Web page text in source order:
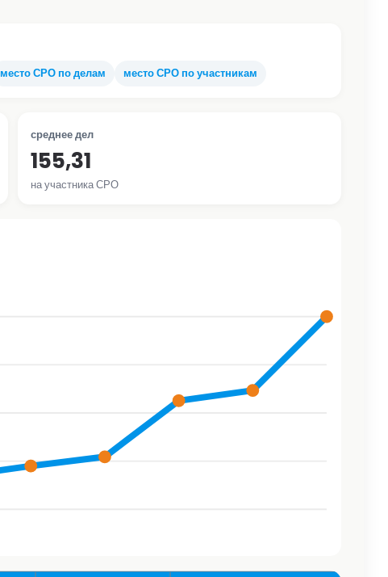
место СРО по делам место СРО по участникам
среднее дел
155,31
на участника СРО